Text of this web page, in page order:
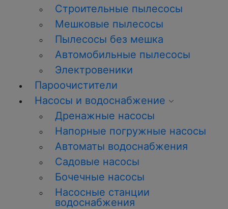
Строительные пылесосы
Мешковые пылесосы
Пылесосы без мешка
Автомобильные пылесосы
Электровеники
Пароочистители
Насосы и водоснабжение
Дренажные насосы
Напорные погружные насосы
Автоматы водоснабжения
Садовые насосы
Бочечные насосы
Насосные станции
водоснабжения